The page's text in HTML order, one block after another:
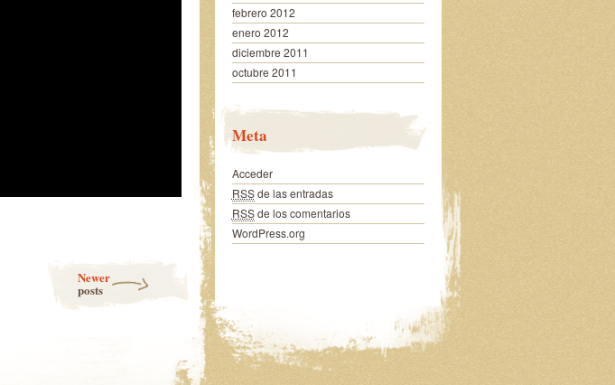
Newer
posts
febrero 2012
enero 2012
diciembre 2011
octubre 2011
Meta
Acceder
RSSde las entradas
RSSde los comentarios
WordPress.org